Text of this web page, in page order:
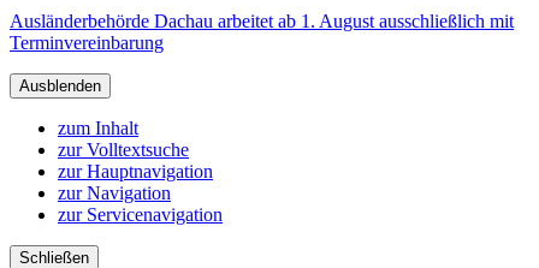
Ausländerbehörde Dachau arbeitet ab 1. August ausschließlich mit
Terminvereinbarung
Ausblenden
zum Inhalt
zur Volltextsuche
zur Hauptnavigation
zur Navigation
zur Servicenavigation
Schließen